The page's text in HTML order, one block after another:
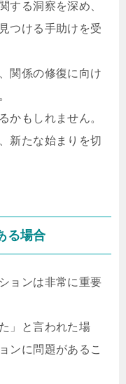
する洞察を深め、
つける手助けを受
関係の修復に向け
かもしれません。
新たな始まりを切
る場合
ョンは非常に重要
」と言われた場
ンに問題があるこ